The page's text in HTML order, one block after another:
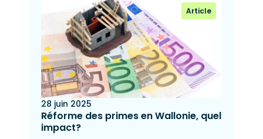
Article
28 juin 2025
Réforme des primes en Wallonie, quel
impact?